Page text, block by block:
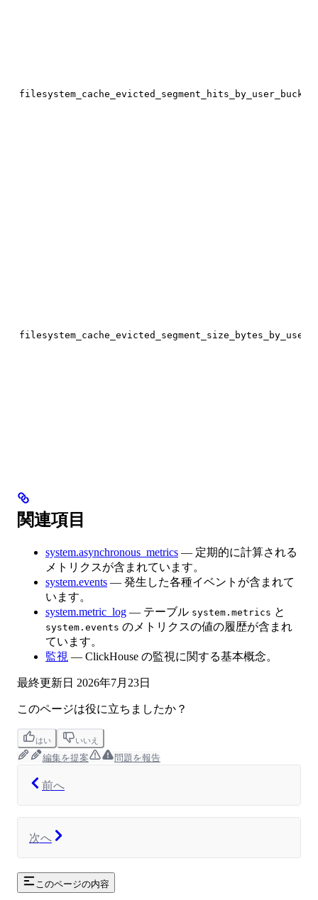
filesystem_cache_evicted_segment_hits_by_user_bucket
関連項目
system.asynchronous_metrics — 定期的に計算される
メトリクスが含まれています。
system.events — 発生した各種イベントが含まれて
います。
system.metric_log — テーブル system.metrics と
system.events のメトリクスの値の履歴が含まれ
ています。
監視 — ClickHouse の監視に関する基本概念。
最終更新日 2026年7月23日
このページは役に立ちましたか？
はい いいえ
編集を提案 問題を報告
前へ
次へ
このページの内容